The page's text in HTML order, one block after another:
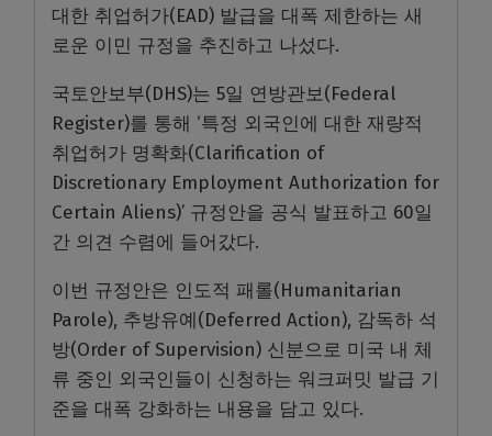
대한 취업허가(EAD) 발급을 대폭 제한하는 새
로운 이민 규정을 추진하고 나섰다.
국토안보부(DHS)는 5일 연방관보(Federal
Register)를 통해 ‘특정 외국인에 대한 재량적
취업허가 명확화(Clarification of
Discretionary Employment Authorization for
Certain Aliens)’ 규정안을 공식 발표하고 60일
간 의견 수렴에 들어갔다.
이번 규정안은 인도적 패롤(Humanitarian
Parole), 추방유예(Deferred Action), 감독하 석
방(Order of Supervision) 신분으로 미국 내 체
류 중인 외국인들이 신청하는 워크퍼밋 발급 기
준을 대폭 강화하는 내용을 담고 있다.